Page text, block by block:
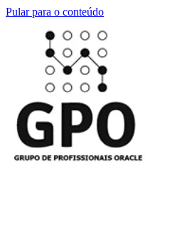
Pular para o conteúdo